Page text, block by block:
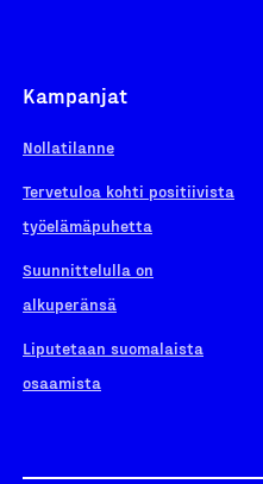
Kampanjat
Nollatilanne
Tervetuloa kohti positiivista
työelämäpuhetta
Suunnittelulla on
alkuperänsä
Liputetaan suomalaista
osaamista